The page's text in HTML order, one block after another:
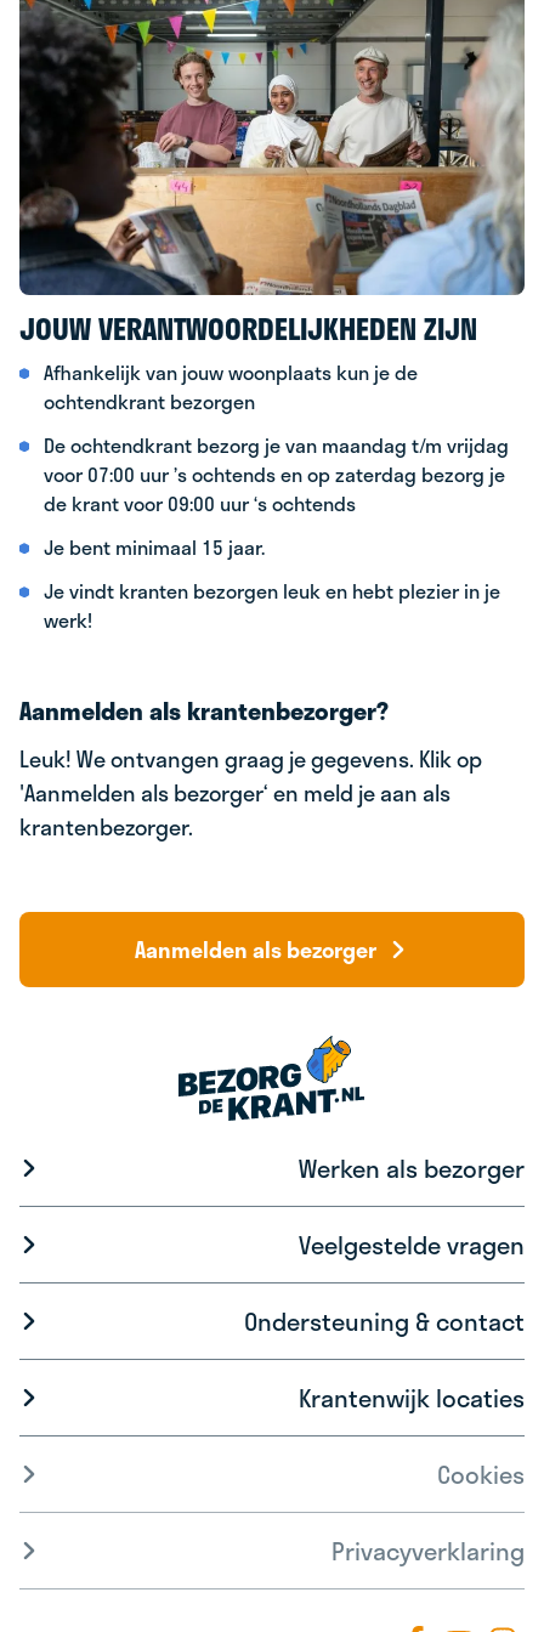
JOUW VERANTWOORDELIJKHEDEN ZIJN
Afhankelijk van jouw woonplaats kun je de
ochtendkrant bezorgen
De ochtendkrant bezorg je van maandag t/m vrijdag
voor 07:00 uur ’s ochtends en op zaterdag bezorg je
de krant voor 09:00 uur ‘s ochtends
Je bent minimaal 15 jaar.
Je vindt kranten bezorgen leuk en hebt plezier in je
werk!
Aanmelden als krantenbezorger?
Leuk! We ontvangen graag je gegevens. Klik op
'Aanmelden als bezorger‘ en meld je aan als
krantenbezorger.
Aanmelden als bezorger
Werken als bezorger
Veelgestelde vragen
Ondersteuning & contact
Krantenwijk locaties
Cookies
Privacyverklaring